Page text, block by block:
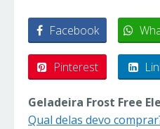
Facebook
Pinterest
Geladeira Frost Free
Qual delas devo